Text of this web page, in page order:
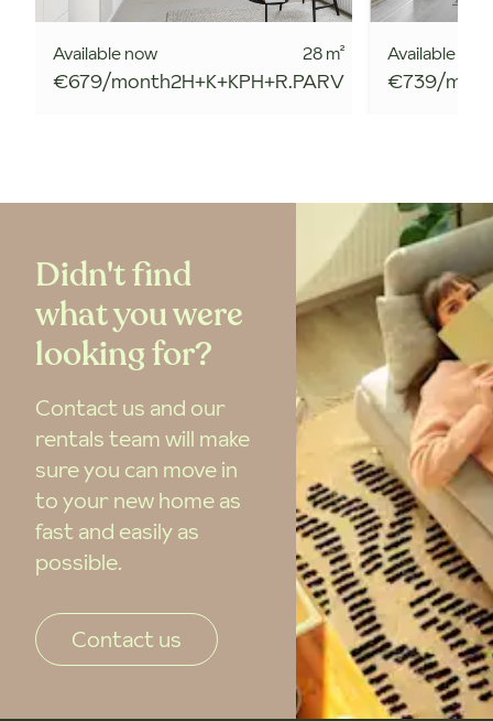
Available now
€679/month
28m²
2H+K+KPH+R.PARV
Available now
€739/
Didn't find
what you were
looking for?
Contact us and our
rentals team will make
sure you can move in
to your new home as
fast and easily as
possible.
Contact us